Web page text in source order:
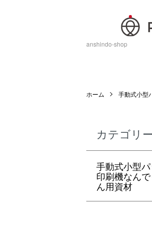
anshindo-shop
ホーム 手動式小型
カテゴリー
手動式小型
印刷機なんで
ん用資材